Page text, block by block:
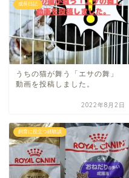
成長日記
うちの猫が舞う「エサの舞」
動画を投稿しました。
2022年8月2日
飼育に役立つ経験談